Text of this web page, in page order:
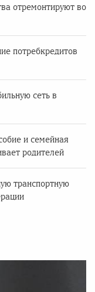
отремонтируют во
потребкредитов
сеть в
и семейная
родителей
транспортную